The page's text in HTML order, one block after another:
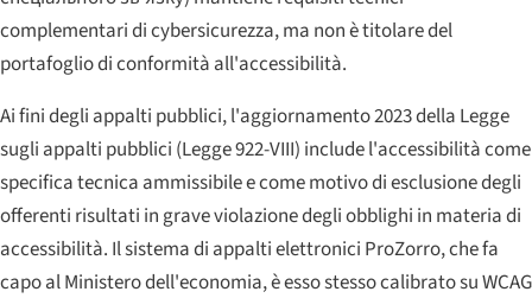
complementari di cybersicurezza, ma non è titolare del
portafoglio di conformità all'accessibilità.
Ai fini degli appalti pubblici, l'aggiornamento 2023 della Legge
sugli appalti pubblici (Legge 922-VIII) include l'accessibilità come
specifica tecnica ammissibile e come motivo di esclusione degli
offerenti risultati in grave violazione degli obblighi in materia di
accessibilità. Il sistema di appalti elettronici ProZorro, che fa
capo al Ministero dell'economia, è esso stesso calibrato su WCAG